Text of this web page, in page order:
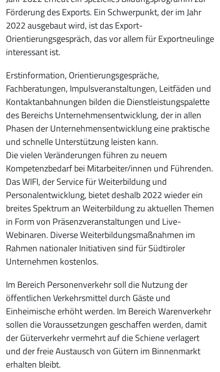
Förderung des Exports. Ein Schwerpunkt, der im Jahr
2022 ausgebaut wird, ist das Export-
Orientierungsgespräch, das vor allem für Exportneulinge
interessant ist.
Erstinformation, Orientierungsgespräche,
Fachberatungen, Impulsveranstaltungen, Leitfäden und
Kontaktanbahnungen bilden die Dienstleistungspalette
des Bereichs Unternehmensentwicklung, der in allen
Phasen der Unternehmensentwicklung eine praktische
und schnelle Unterstützung leisten kann.
Die vielen Veränderungen führen zu neuem
Kompetenzbedarf bei Mitarbeiter/innen und Führenden.
Das WIFI, der Service für Weiterbildung und
Personalentwicklung, bietet deshalb 2022 wieder ein
breites Spektrum an Weiterbildung zu aktuellen Themen
in Form von Präsenzveranstaltungen und Live-
Webinaren. Diverse Weiterbildungsmaßnahmen im
Rahmen nationaler Initiativen sind für Südtiroler
Unternehmen kostenlos.
Im Bereich Personenverkehr soll die Nutzung der
öffentlichen Verkehrsmittel durch Gäste und
Einheimische erhöht werden. Im Bereich Warenverkehr
sollen die Voraussetzungen geschaffen werden, damit
der Güterverkehr vermehrt auf die Schiene verlagert
und der freie Austausch von Gütern im Binnenmarkt
erhalten bleibt.